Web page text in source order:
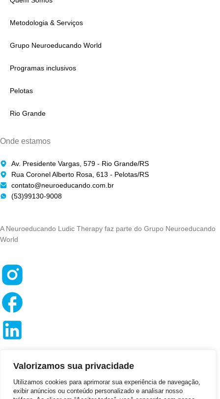
Valorizamos sua privacidade
Utilizamos cookies para aprimorar sua experiência de navegação,
exibir anúncios ou conteúdo personalizado e analisar nosso
Metodologia & Serviços
Grupo Neuroeducando World
Programas inclusivos
Pelotas
Rio Grande
Onde estamos
Av. Presidente Vargas, 579 - Rio Grande/RS
Rua Coronel Alberto Rosa, 613 - Pelotas/RS
contato@neuroeducando.com.br
(53)99130-9008
A Neuroeducando Ludic Therapy faz parte do Grupo Neuroeducando
World
Privacidade
©2026 – Todos Direitos Reservados